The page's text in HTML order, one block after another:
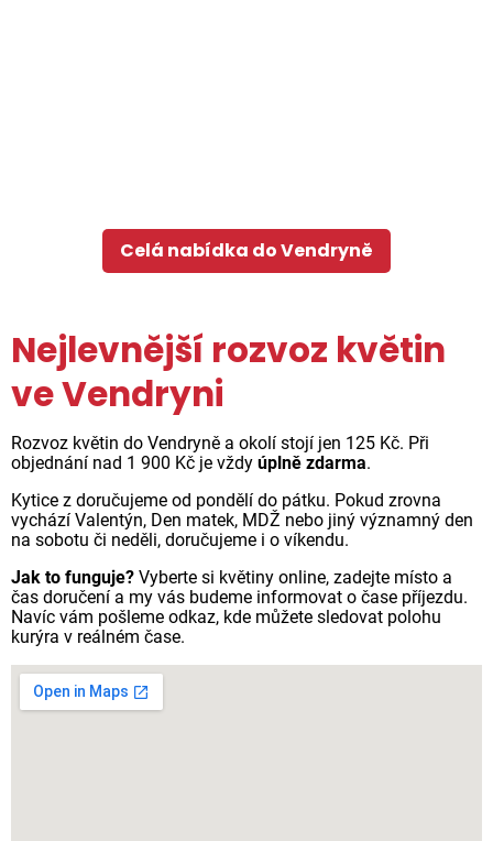
Celá nabídka do Vendryně
Nejlevnější rozvoz květin
ve Vendryni
Rozvoz květin do Vendryně a okolí stojí jen 125 Kč. Při
objednání nad 1 900 Kč je vždy úplně zdarma.
Kytice z doručujeme od pondělí do pátku. Pokud zrovna
vychází Valentýn, Den matek, MDŽ nebo jiný významný den
na sobotu či neděli, doručujeme i o víkendu.
Jak to funguje? Vyberte si květiny online, zadejte místo a
čas doručení a my vás budeme informovat o čase příjezdu.
Navíc vám pošleme odkaz, kde můžete sledovat polohu
kurýra v reálném čase.